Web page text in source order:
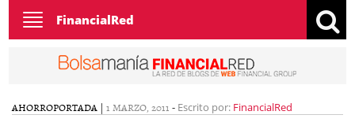
Toggle
navigation
FinancialRed
AHORROPORTADA | 1 MARZO, 2011 - Escrito por: FinancialRed